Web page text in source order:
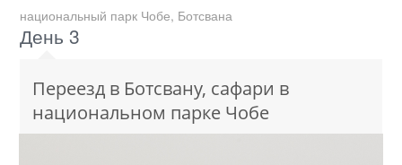
национальный парк Чобе, Ботсвана
День 3
Переезд в Ботсвану, сафари в
национальном парке Чобе